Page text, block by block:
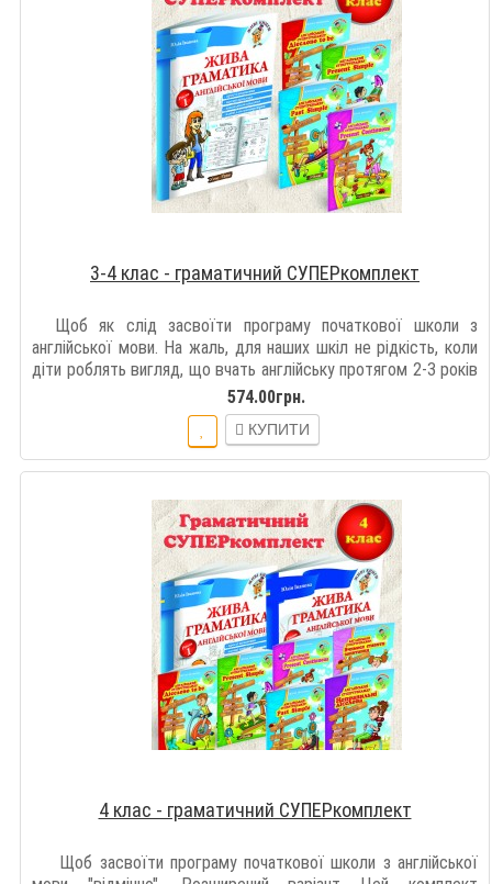
3-4 клас - граматичний СУПЕРкомплект
Щоб як слід засвоїти програму початкової школи з
англійської мови. На жаль, для наших шкіл не рідкість, коли
діти роблять вигляд, що вчать англійську протягом 2-3 років
574.00грн.
КУПИТИ
4 клас - граматичний СУПЕРкомплект
Щоб засвоїти програму початкової школи з англійської